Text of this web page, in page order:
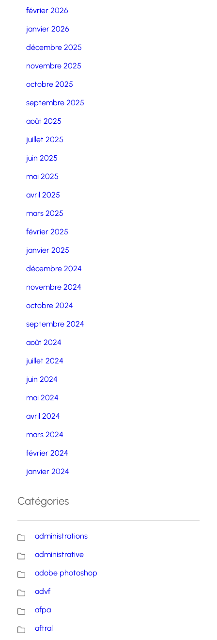
février 2026
janvier 2026
décembre 2025
novembre 2025
octobre 2025
septembre 2025
août 2025
juillet 2025
juin 2025
mai 2025
avril 2025
mars 2025
février 2025
janvier 2025
décembre 2024
novembre 2024
octobre 2024
septembre 2024
août 2024
juillet 2024
juin 2024
mai 2024
avril 2024
mars 2024
février 2024
janvier 2024
Catégories
administrations
administrative
adobe photoshop
advf
afpa
aftral